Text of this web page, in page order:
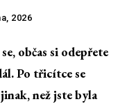
2026
občas si odepřete
Po třicítce se
než jste byla